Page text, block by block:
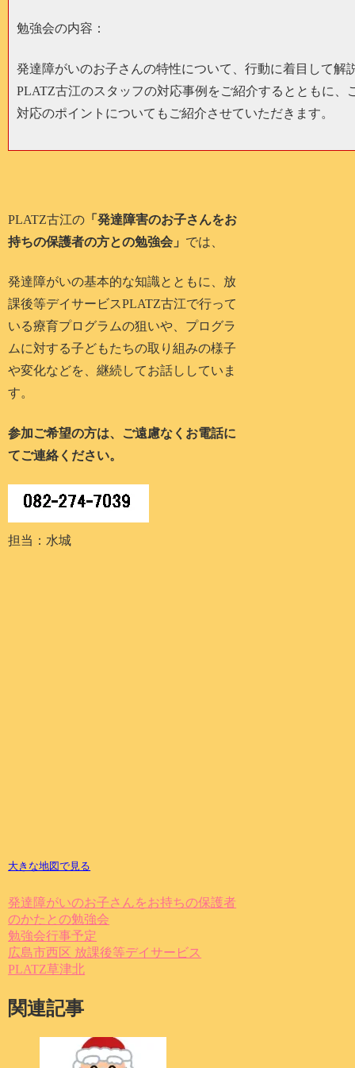
勉強会の内容：
発達障がいのお子さんの特性について、行動に着目して解
PLATZ古江のスタッフの対応事例をご紹介するとともに、
対応のポイントについてもご紹介させていただきます。
PLATZ古江の 「発達障害のお子さんをお
持ちの保護者の方との勉強会」 では、
発達障がいの基本的な知識とともに、放
課後等デイサービスPLATZ古江で行って
いる療育プログラムの狙いや、プログラ
ムに対する子どもたちの取り組みの様子
や変化などを、継続してお話ししていま
す。
参加ご希望の方は、ご遠慮なくお電話に
てご連絡ください。
担当：水城
大きな地図で見る
発達障がいのお子さんをお持ちの保護者
のかたとの勉強会
勉強会行事予定
広島市西区 放課後等デイサービス
PLATZ草津北
関連記事